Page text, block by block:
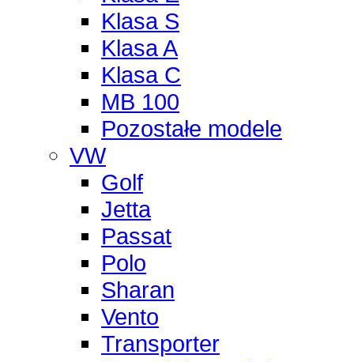
Klasa S
Klasa A
Klasa C
MB 100
Pozostałe modele
VW
Golf
Jetta
Passat
Polo
Sharan
Vento
Transporter